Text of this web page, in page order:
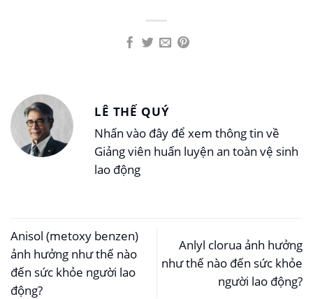
LÊ THẾ QUÝ
Nhấn vào đây để xem thông tin về
Giảng viên huấn luyện an toàn vệ sinh
lao động
Anisol (metoxy benzen)
ảnh hưởng như thế nào
đến sức khỏe người lao
động?
Anlyl clorua ảnh hưởng
như thế nào đến sức khỏe
người lao động?